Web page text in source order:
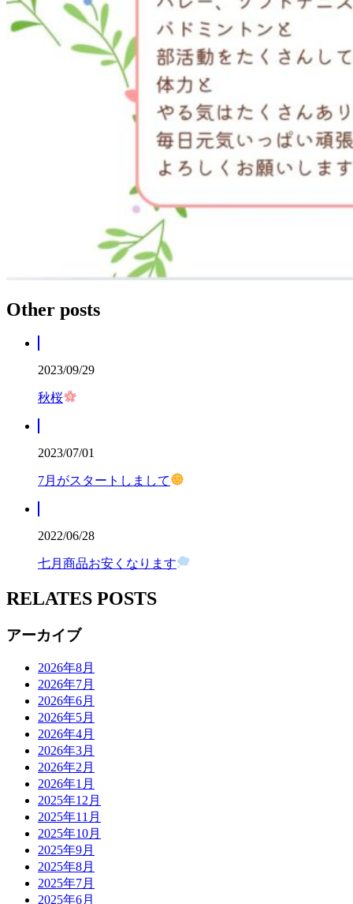
Other posts
2023/09/29
秋桜
2023/07/01
7月がスタートしまして
2022/06/28
七月商品お安くなります
RELATES POSTS
アーカイブ
2026年8月
2026年7月
2026年6月
2026年5月
2026年4月
2026年3月
2026年2月
2026年1月
2025年12月
2025年11月
2025年10月
2025年9月
2025年8月
2025年7月
2025年6月